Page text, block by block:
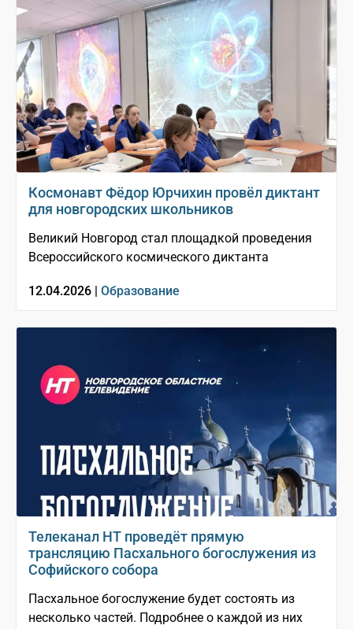
Космонавт Фёдор Юрчихин провёл диктант
для новгородских школьников
Великий Новгород стал площадкой проведения
Всероссийского космического диктанта
12.04.2026 | Образование
Телеканал НТ проведëт прямую
трансляцию Пасхального богослужения из
Софийского собора
Пасхальное богослужение будет состоять из
несколько частей. Подробнее о каждой из них